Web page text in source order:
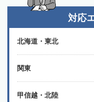
対応
北海道・東北
関東
甲信越・北陸